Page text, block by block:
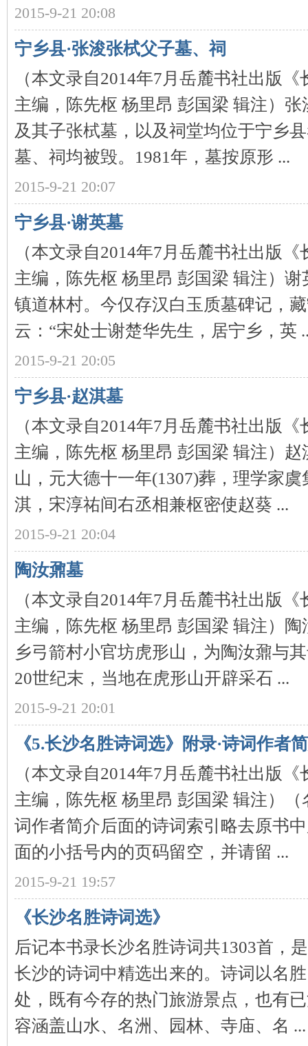
库
史
2015-9-21 20:08
宁乡县·张浚张栻父子墓、祠
（本文录自2014年7月岳麓书社出版
主编，陈先枢 杨里昂 彭国梁 辑注）
及其子张栻墓，以及祠堂均位于宁乡
墓、祠均被毁。1981年，墓按原形 ...
2015-9-21 20:07
宁乡县·谢英墓
（本文录自2014年7月岳麓书社出版
主编，陈先枢 杨里昂 彭国梁 辑注）
镇道林村。今仅存汉白玉质墓碑记，
云：“宋处士谢楚华先生，居宁乡，英
2015-9-21 20:05
宁乡县·赵淇墓
（本文录自2014年7月岳麓书社出版
主编，陈先枢 杨里昂 彭国梁 辑注）
山，元大德十一年(1307)葬，理学家
淇，宋淳祐间右丞相兼枢密使赵葵 ...
2015-9-21 20:04
陶汝鼐墓
（本文录自2014年7月岳麓书社出版
主编，陈先枢 杨里昂 彭国梁 辑注）
乡弓箭村小官坊虎形山，为陶汝鼐与
20世纪末，当地在虎形山开辟采石 ...
2015-9-21 20:01
《5.长沙名胜诗词选》附录·诗词作者
（本文录自2014年7月岳麓书社出版
主编，陈先枢 杨里昂 彭国梁 辑注）
词作者简介后面的诗词索引略去原书
面的小括号内的页码留空，并请留 ...
2015-9-21 19:57
《长沙名胜诗词选》
后记本书录长沙名胜诗词共1303首，
长沙的诗词中精选出来的。诗词以名
处，既有今存的热门旅游景点，也有
容涵盖山水、名洲、园林、寺庙、名 ...